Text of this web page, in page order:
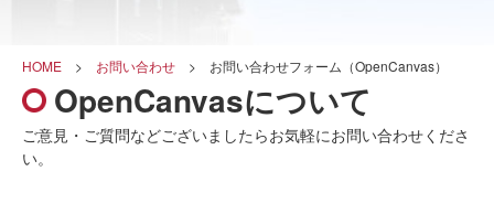
HOME > お問い合わせ > お問い合わせフォーム（OpenCanvas）
OpenCanvasについて
ご意見・ご質問などございましたらお気軽にお問い合わせくださ
い。